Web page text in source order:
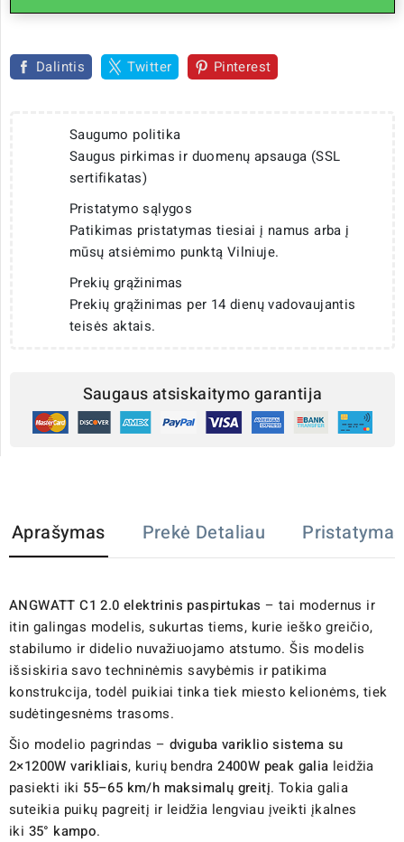
Dalintis Twitter Pinterest
Saugumo politika
Saugus pirkimas ir duomenų apsauga (SSL
sertifikatas)
Pristatymo sąlygos
Patikimas pristatymas tiesiai į namus arba į
mūsų atsiėmimo punktą Vilniuje.
Prekių grąžinimas
Prekių grąžinimas per 14 dienų vadovaujantis
teisės aktais.
Saugaus atsiskaitymo garantija
Aprašymas Prekė Detaliau Pristatymas
ANGWATT C1 2.0 elektrinis paspirtukas – tai modernus ir
itin galingas modelis, sukurtas tiems, kurie ieško greičio,
stabilumo ir didelio nuvažiuojamo atstumo. Šis modelis
išsiskiria savo techninėmis savybėmis ir patikima
konstrukcija, todėl puikiai tinka tiek miesto kelionėms, tiek
sudėtingesnėms trasoms.
Šio modelio pagrindas – dviguba variklio sistema su
2×1200W varikliais, kurių bendra2400W peak galia leidžia
pasiekti iki 55–65 km/h maksimalų greitį. Tokia galia
suteikia puikų pagreitį ir leidžia lengviau įveikti įkalnes
iki 35° kampo.